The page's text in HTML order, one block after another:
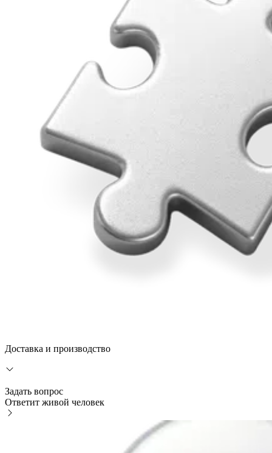
Доставка и производство
Задать вопрос
Ответит живой человек